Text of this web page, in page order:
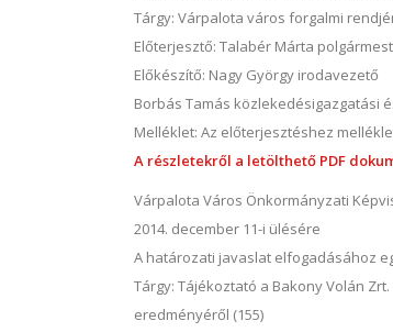
Tárgy: Várpalota város forgalmi
Előterjesztő: Talabér Márta
Előkészítő: Nagy György irodavezető
Borbás Tamás közlekedésigazgatási
Melléklet: Az előterjesztéshez
A részletekről a letölthető PDF
Várpalota Város Önkormányzati
2014. december 11-i ülésére
A határozati javaslat elfogadásához
Tárgy: Tájékoztató a Bakony Volán
eredményéről (155)